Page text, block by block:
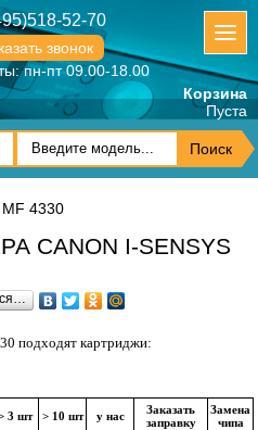
52-70
звонок
пн-пт 09.00-18.00
Корзина
Пуста
MF 4330
CANON I-SENSYS
подходят картриджи:
3 шт > 10 шт у нас
Заказать
заправку
Замена
чипа